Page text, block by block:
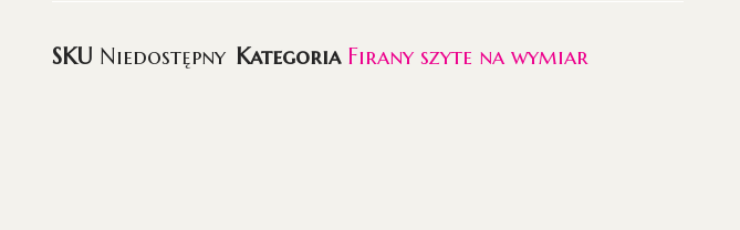
SKU Niedostępny Kategoria Firany szyte na wymiar